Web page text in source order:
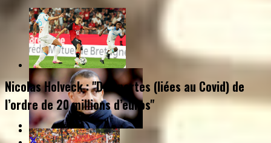
Nicolas Holveck : "Des pertes (liées au Covid) de
l’ordre de 20 millions d’euros"